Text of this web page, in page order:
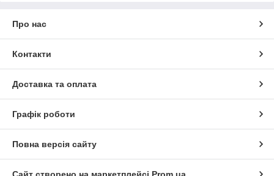
Про нас
Контакти
Доставка та оплата
Графік роботи
Повна версія сайту